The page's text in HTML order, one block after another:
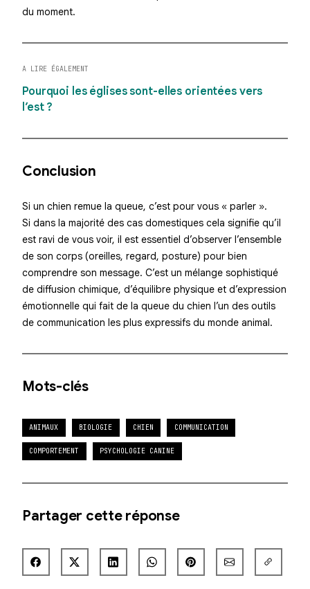
du moment.
A LIRE ÉGALEMENT
Pourquoi les églises sont-elles orientées vers
l’est ?
Conclusion
Si un chien remue la queue, c’est pour vous « parler ».
Si dans la majorité des cas domestiques cela signifie qu’il
est ravi de vous voir, il est essentiel d’observer l’ensemble
de son corps (oreilles, regard, posture) pour bien
comprendre son message. C’est un mélange sophistiqué
de diffusion chimique, d’équilibre physique et d’expression
émotionnelle qui fait de la queue du chien l’un des outils
de communication les plus expressifs du monde animal.
Mots-clés
ANIMAUX BIOLOGIE CHIEN COMMUNICATION
COMPORTEMENT PSYCHOLOGIE CANINE
Partager cette réponse